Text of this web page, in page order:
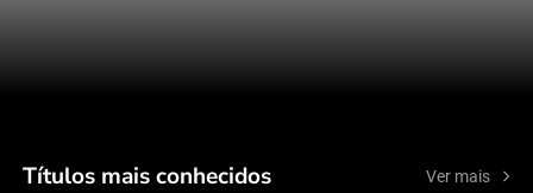
Títulos mais conhecidos Ver mais